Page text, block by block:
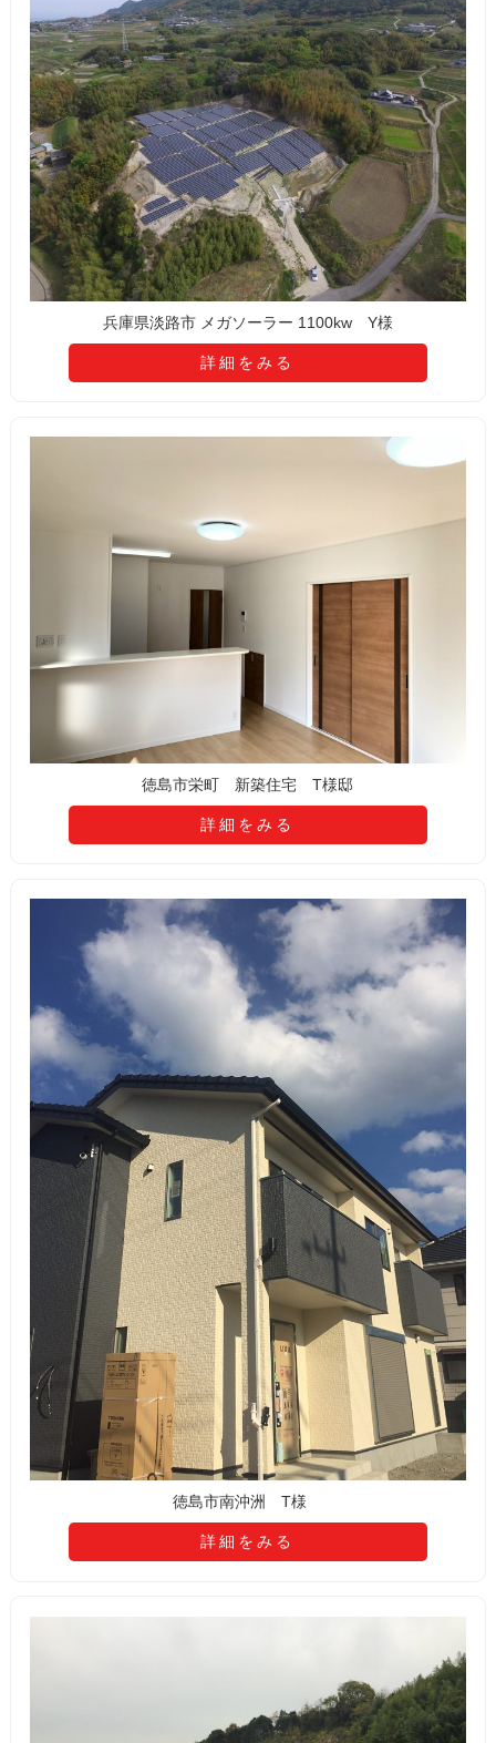
兵庫県淡路市 メガソーラー 1100kw Y様
詳細をみる
徳島市栄町 新築住宅 T様邸
詳細をみる
徳島市南沖洲 T様
詳細をみる